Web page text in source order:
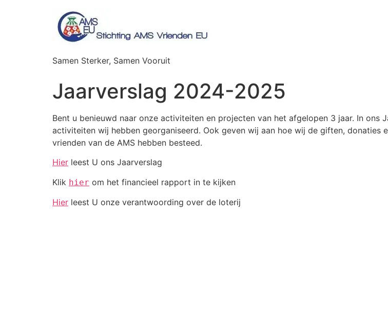
Samen Sterker, Samen Vooruit
Jaarverslag 2024-2025
Bent u benieuwd naar onze activiteiten en projecten van het afgelopen 3 jaar. In ons
activiteiten wij hebben georganiseerd. Ook geven wij aan hoe wij de giften, donaties
vrienden van de AMS hebben besteed.
Hier leest U ons Jaarverslag
Klik hier om het financieel rapport in te kijken
Hier leest U onze verantwoording over de loterij